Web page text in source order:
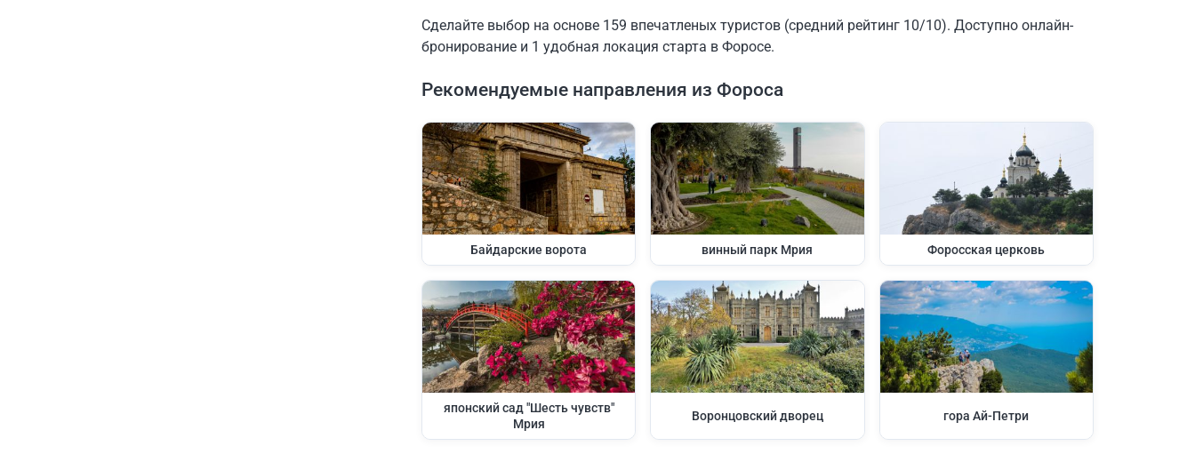
Сделайте выбор на основе 159 впечатленых туристов (средний рейтинг 10/10). Доступно онлайн-
бронирование и 1 удобная локация старта в Форосе.
Рекомендуемые направления из Фороса
Байдарские ворота винный парк Мрия Форосская церковь
японский сад "Шесть чувств"
Мрия
Воронцовский дворец гора Ай-Петри